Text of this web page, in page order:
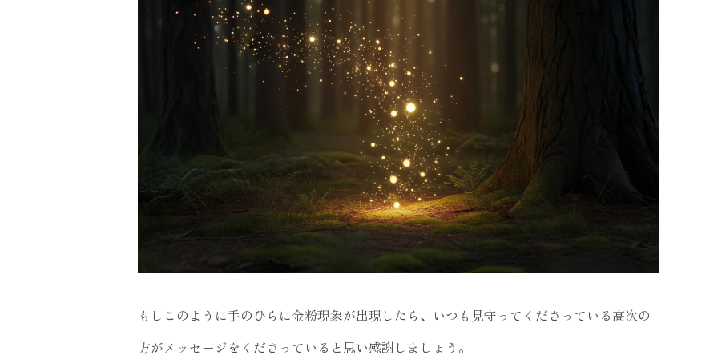
もしこのように手のひらに金粉現象が出現したら、いつも見守ってくださっている高次の
方がメッセージをくださっていると思い感謝しましょう。